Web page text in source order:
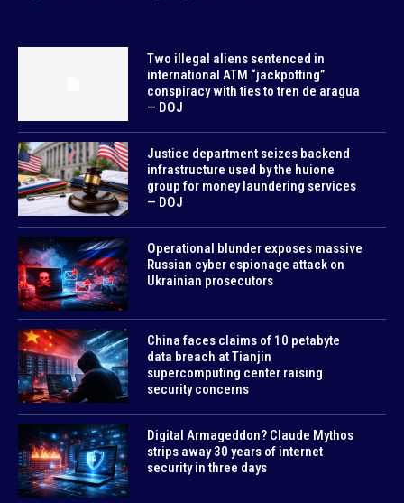
Two illegal aliens sentenced in
international ATM “jackpotting”
conspiracy with ties to tren de aragua
— DOJ
Justice department seizes backend
infrastructure used by the huione
group for money laundering services
— DOJ
Operational blunder exposes massive
Russian cyber espionage attack on
Ukrainian prosecutors
China faces claims of 10 petabyte
data breach at Tianjin
supercomputing center raising
security concerns
Digital Armageddon? Claude Mythos
strips away 30 years of internet
security in three days